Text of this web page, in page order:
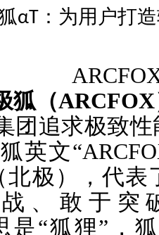
狐（
团追求极致
英文
北极），代
、敢于突
是“狐狸”，